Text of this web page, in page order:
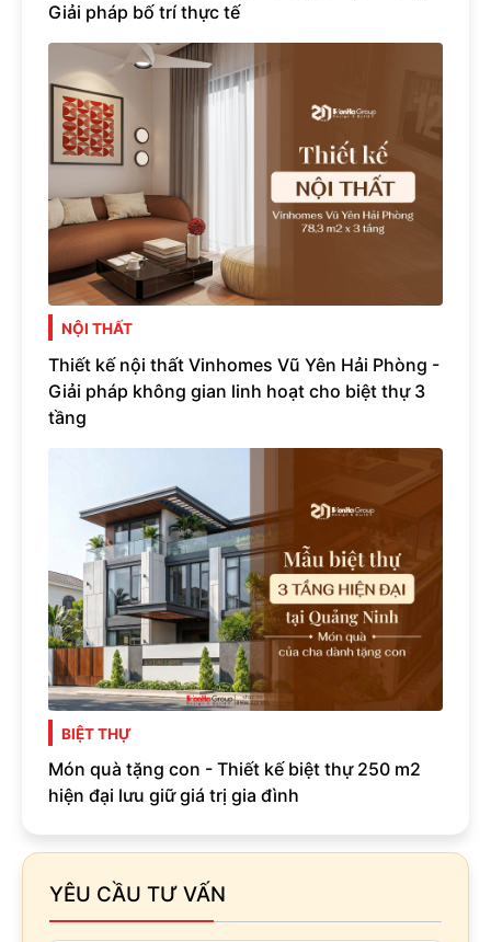
Giải pháp bố trí thực tế
NỘI THẤT
Thiết kế nội thất Vinhomes Vũ Yên Hải Phòng -
Giải pháp không gian linh hoạt cho biệt thự 3
tầng
BIỆT THỰ
Món quà tặng con - Thiết kế biệt thự 250 m2
hiện đại lưu giữ giá trị gia đình
YÊU CẦU TƯ VẤN